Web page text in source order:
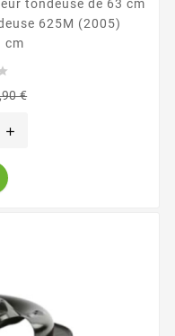
tondeuse de 63 cm
625M (2005)
cm
€
add